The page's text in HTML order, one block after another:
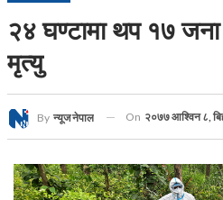
२४ घण्टामा थप १७
मृत्यु
By न्यूज नेपाल On २०७७ आश्विन ८,